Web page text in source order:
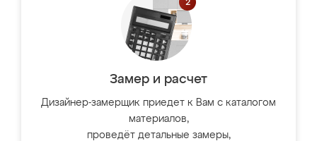
Замер и расчет
Дизайнер-замерщик приедет к Вам с каталогом
материалов,
проведёт детальные замеры,